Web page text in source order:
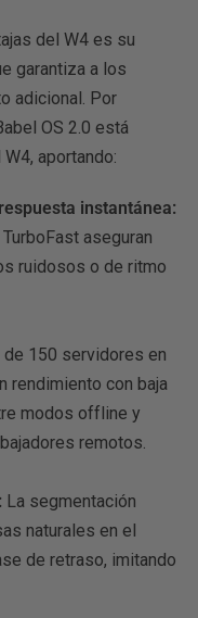
del W4 es su
garantiza a los
adicional. Por
OS 2.0 está
aportando:
instantánea:
aseguran
ruidosos o de ritmo
de 150 servidores en
rendimiento con baja
modos offline y
remotos.
La segmentación
naturales en el
de retraso, imitando